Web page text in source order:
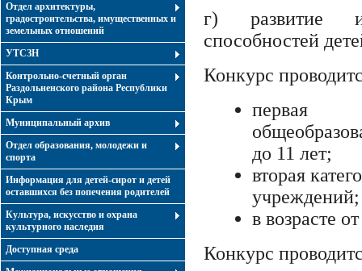
Отдел архитектуры,
градостроительства, имущественных и
земельных отношений
УТСЗН
Контрольно-счетный орган
Раздольненского района Республики
Крым
Муниципальный архив
Отдел образования, молодежи и
спорта
Информация для детей-сирот и детей
оставшихся без попечения родителей
Культура, искусство и охрана
культурного наследия
Доступная среда
г) развитие
способностей
Конкурс
первая
до 11 лет;
вторая
учреждений;
в возрасте
Конкурс